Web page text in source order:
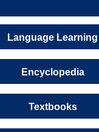
Language Learning
Encyclopedia
Textbooks